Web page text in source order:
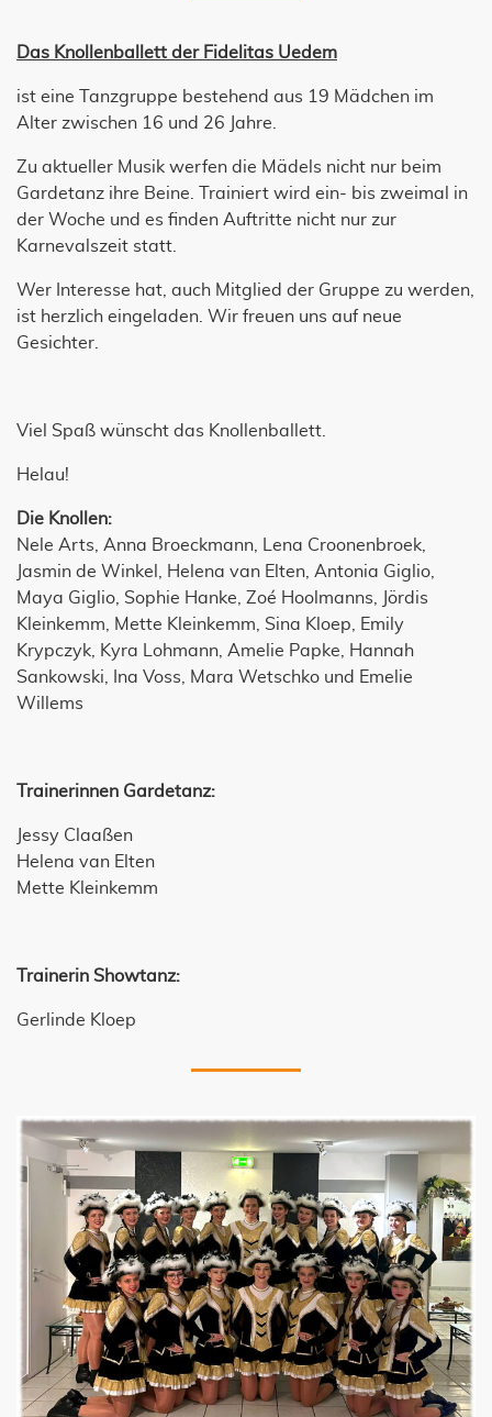
Das Knollenballett der Fidelitas Uedem
ist eine Tanzgruppe bestehend aus 19 Mädchen im
Alter zwischen 16 und 26 Jahre.
Zu aktueller Musik werfen die Mädels nicht nur beim
Gardetanz ihre Beine. Trainiert wird ein- bis zweimal in
der Woche und es finden Auftritte nicht nur zur
Karnevalszeit statt.
Wer Interesse hat, auch Mitglied der Gruppe zu werden,
ist herzlich eingeladen. Wir freuen uns auf neue
Gesichter.
Viel Spaß wünscht das Knollenballett.
Helau!
Die Knollen:
Nele Arts, Anna Broeckmann, Lena Croonenbroek,
Jasmin de Winkel, Helena van Elten, Antonia Giglio,
Maya Giglio, Sophie Hanke, Zoé Hoolmanns, Jördis
Kleinkemm, Mette Kleinkemm, Sina Kloep, Emily
Krypczyk, Kyra Lohmann, Amelie Papke, Hannah
Sankowski, Ina Voss, Mara Wetschko und Emelie
Willems
Trainerinnen Gardetanz:
Jessy Claaßen
Helena van Elten
Mette Kleinkemm
Trainerin Showtanz:
Gerlinde Kloep